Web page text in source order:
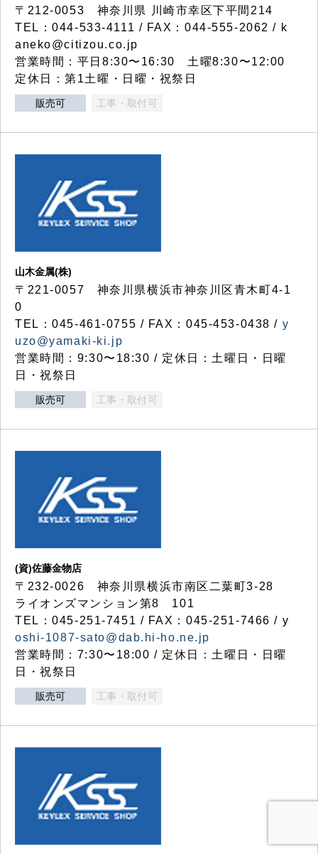
〒212-0053 神奈川県 川崎市幸区下平間214
TEL：044-533-4111 / FAX：044-555-2062 / k
aneko@citizou.co.jp
営業時間：平日8:30〜16:30 土曜8:30〜12:00
定休日：第1土曜・日曜・祝祭日
販売可 工事・取付可
山木金属(株)
〒221-0057 神奈川県横浜市神奈川区青木町4-1
0
TEL：045-461-0755 / FAX：045-453-0438 / y
uzo@yamaki-ki.jp
営業時間：9:30〜18:30 / 定休日：土曜日・日曜
日・祝祭日
販売可 工事・取付可
(資)佐藤金物店
〒232-0026 神奈川県横浜市南区二葉町3-28
ライオンズマンション第8 101
TEL：045-251-7451 / FAX：045-251-7466 / y
oshi-1087-sato@dab.hi-ho.ne.jp
営業時間：7:30〜18:00 / 定休日：土曜日・日曜
日・祝祭日
販売可 工事・取付可